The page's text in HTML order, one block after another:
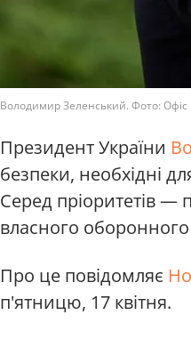
Володимир Зеленський. Фото: Офіс
Президент України
безпеки, необхідні
Серед пріоритетів —
власного
Про це повідомляє
п'ятницю, 17 квітня.